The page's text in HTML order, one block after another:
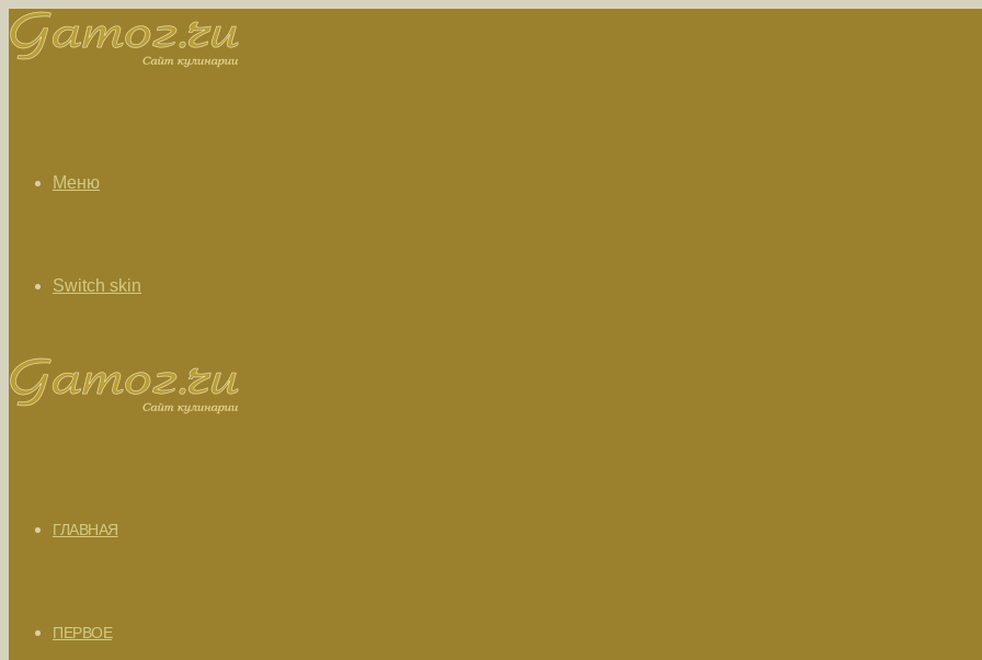
Меню
Switch skin
ГЛАВНАЯ
ПЕРВОЕ